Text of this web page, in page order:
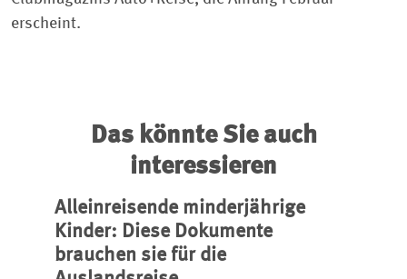
erscheint.
Das könnte Sie auch
interessieren
Alleinreisende minderjährige
Kinder: Diese Dokumente
brauchen sie für die